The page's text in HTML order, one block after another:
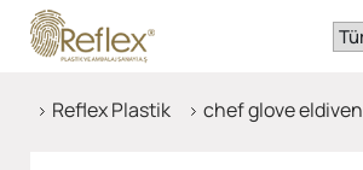
Reflex Plastik chef glove eldiven